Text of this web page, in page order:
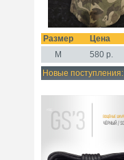
Размер Цена
M
580 р.
Новые поступления: